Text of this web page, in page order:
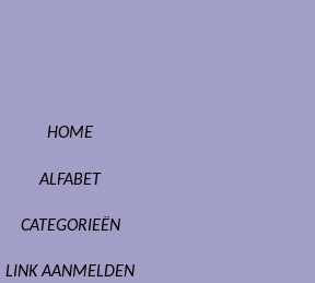
HOME
ALFABET
CATEGORIEËN
LINK AANMELDEN